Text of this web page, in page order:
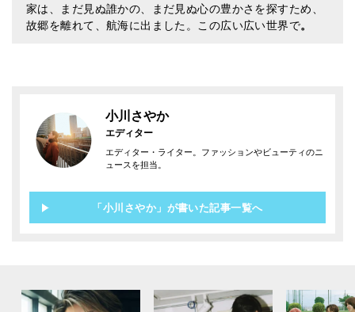
家は、まだ見ぬ誰かの、まだ見ぬ心の豊かさを探すため、
故郷を離れて、航海に出ました。この広い広い世界で。
小川さやか
エディター
エディター・ライター。ファッションやビューティのニ
ュースを担当。
「小川さやか」が書いた記事一覧へ